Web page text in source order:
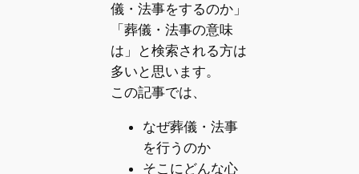
儀・法事をするのか」
「葬儀・法事の意味
は」と検索される方は
多いと思います。
この記事では、
なぜ葬儀・法事
を行うのか
そこにどんな心